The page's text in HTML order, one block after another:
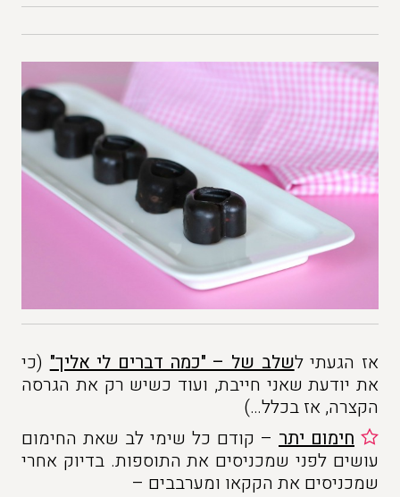
אז הגעתי לשלב של – "כמה דברים לי אליך" (כי
את יודעת שאני חייבת, ועוד כשיש רק את הגרסה
הקצרה, אז בכלל…)
חימום יתר – קודם כל שימי לב שאת החימום
עושים לפני שמכניסים את התוספות. בדיוק אחרי
שמכניסים את הקקאו ומערבבים –